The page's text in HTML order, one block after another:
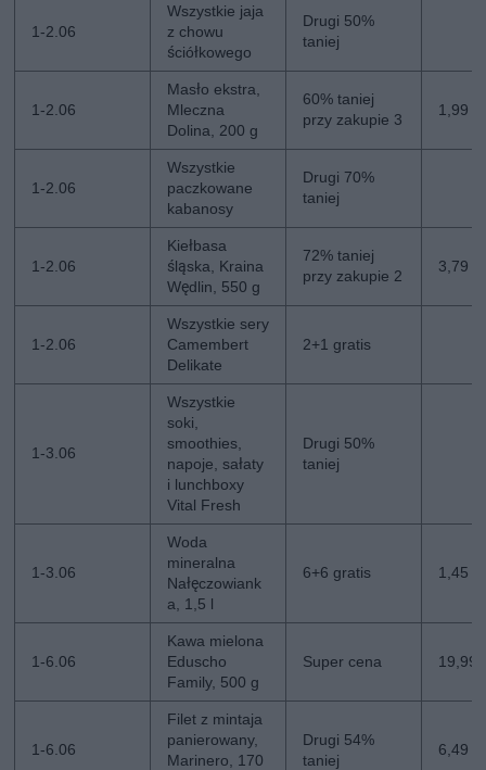
1-2.06
Wszystkie jaja
z chowu
ściółkowego
Drugi 50%
taniej
1-2.06
Masło ekstra,
Mleczna
Dolina, 200 g
60% taniej
przy zakupie 3
1,99
1-2.06
Wszystkie
paczkowane
kabanosy
Drugi 70%
taniej
1-2.06
Kiełbasa
śląska, Kraina
Wędlin, 550 g
72% taniej
przy zakupie 2
3,79
1-2.06
Wszystkie sery
Camembert
Delikate
2+1 gratis
1-3.06
Wszystkie
soki,
smoothies,
napoje, sałaty
i lunchboxy
Vital Fresh
Drugi 50%
taniej
1-3.06
Woda
mineralna
Nałęczowiank
a, 1,5 l
6+6 gratis 1,45
1-6.06
Kawa mielona
Eduscho
Family, 500 g
Super cena 19,99
1-6.06
Filet z mintaja
panierowany,
Marinero, 170
Drugi 54%
taniej
6,49